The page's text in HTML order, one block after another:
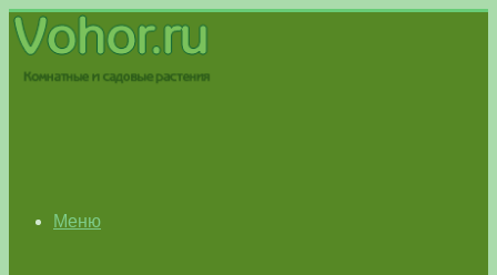
Меню